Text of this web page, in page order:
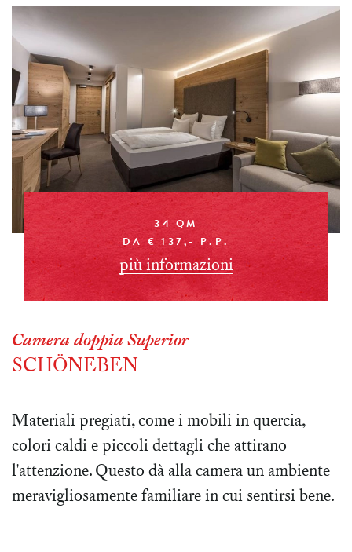
34 QM
DA € 137,- P.P.
più informazioni
Camera doppia Superior
SCHÖNEBEN
Materiali pregiati, come i mobili in quercia,
colori caldi e piccoli dettagli che attirano
l'attenzione. Questo dà alla camera un ambiente
meravigliosamente familiare in cui sentirsi bene.